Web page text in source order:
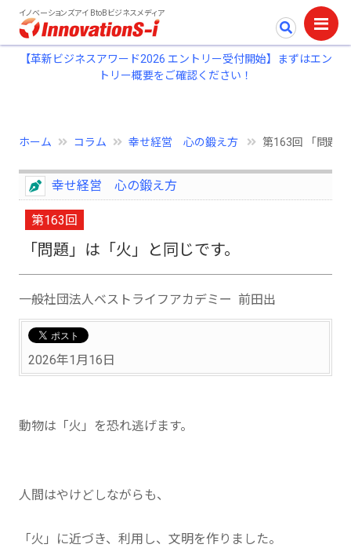
イノベーションズアイ BtoBビジネスメディア
【革新ビジネスアワード2026 エントリー受付開始】まずはエン
トリー概要をご確認ください！
ホーム コラム 幸せ経営 心の鍛え方 第163回 「問題
幸せ経営 心の鍛え方
第163回
「問題」は「火」と同じです。
一般社団法人ベストライフアカデミー 前田出
2026年1月16日
動物は「火」を恐れ逃げます。
人間はやけどしながらも、
「火」に近づき、利用し、文明を作りました。